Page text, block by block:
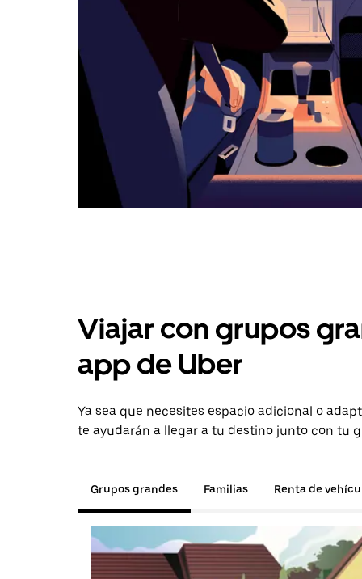
Viajar con grupos
app de Uber
Ya sea que necesites espacio adicional o
te ayudarán a llegar a tu destino junto con tu
Grupos grandes Familias Renta de